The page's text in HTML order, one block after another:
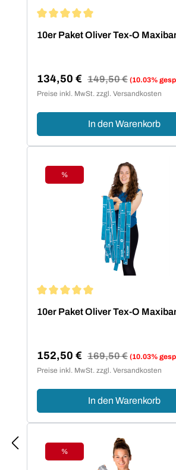
10er Paket Oliver Tex-O
Verkaufspreis:
134,50 € Regulärer Preis:
149,50 € (10.03%
Preise inkl. MwSt. zzgl. Versandkosten
In den Warenkorb
Rabatt
%
10er Paket Oliver Tex-O
Verkaufspreis:
152,50 € Regulärer Preis:
169,50 € (10.03%
Preise inkl. MwSt. zzgl. Versandkosten
In den Warenkorb
Rabatt
%